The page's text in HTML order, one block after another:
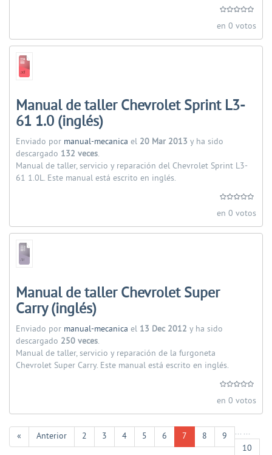
en 0 votos
Manual de taller Chevrolet Sprint L3-
61 1.0 (inglés)
Enviado por manual-mecanica el 20 Mar 2013 y ha sido
descargado 132 veces.
Manual de taller, servicio y reparación del Chevrolet Sprint L3-
61 1.0L. Este manual está escrito en inglés.
en 0 votos
Manual de taller Chevrolet Super
Carry (inglés)
Enviado por manual-mecanica el 13 Dec 2012 y ha sido
descargado 250 veces.
Manual de taller, servicio y reparación de la furgoneta
Chevrolet Super Carry. Este manual está escrito en inglés.
en 0 votos
« Anterior ...
2 3 4 5 6 7 8
9
10
...